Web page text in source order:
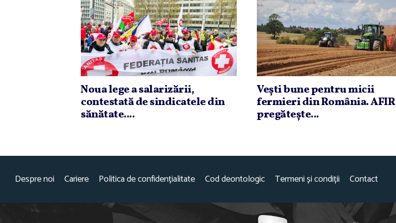
Noua lege a salarizării,
contestată de sindicatele din
sănătate....
Veşti bune pentru micii
fermieri din România. AFIR
pregăteşte...
Despre noi Cariere Politica de confidențialitate Cod deontologic Termeni și condiții Contact